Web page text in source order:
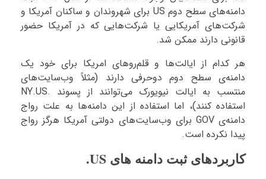
دامنه‌های سطح دوم US برای شهروندان و ساکنان آمریکا و
شرکت‌های آمریکایی یا شرکت‌هایی که در آمریکا حضور
قانونی دارند ممکن شد.
هر کدام از ایالت‌ها و قلم‌روهای امریکا برای خود یک
دامنه‌ی سطح دوم دوحرفی دارند (مثلاً وب‌سایت‌های
منتسب به ایالت نیویورک می‌توانند از پسوند .NY.US
استفاده کنند)،‌ اما استفاده از این دامنه‌ها به علت رواج
دامنه‌ی GOV برای وب‌سایت‌های دولتی آمریکا هرگز رواج
پیدا نکرده است.
کاربردهای ثبت دامنه های US.